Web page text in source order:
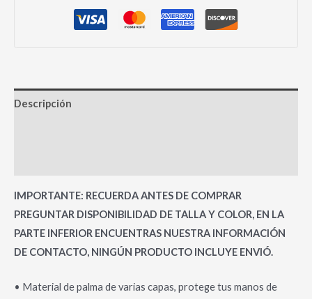
Descripción
IMPORTANTE: RECUERDA ANTES DE COMPRAR
PREGUNTAR DISPONIBILIDAD DE TALLA Y COLOR, EN LA
PARTE INFERIOR ENCUENTRAS NUESTRA INFORMACIÓN
DE CONTACTO, NINGÚN PRODUCTO INCLUYE ENVIÓ.
• Material de palma de varias capas, protege tus manos de